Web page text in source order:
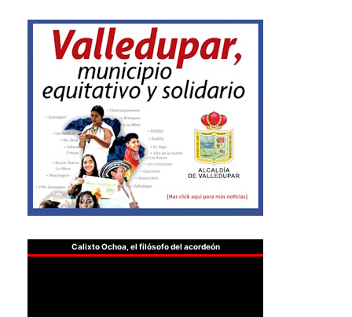
Calixto Ochoa, el filósofo del acordeón